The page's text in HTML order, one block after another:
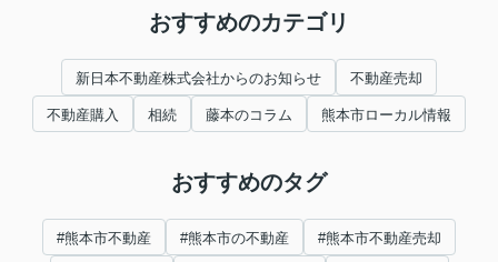
おすすめのカテゴリ
新日本不動産株式会社からのお知らせ 不動産売却
不動産購入 相続 藤本のコラム 熊本市ローカル情報
おすすめのタグ
#熊本市不動産 #熊本市の不動産 #熊本市不動産売却